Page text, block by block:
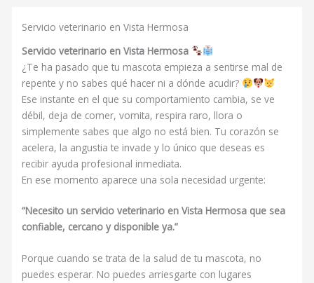
Servicio veterinario en Vista Hermosa
Servicio veterinario en Vista Hermosa
¿Te ha pasado que tu mascota empieza a sentirse mal de
repente y no sabes qué hacer ni a dónde acudir?
Ese instante en el que su comportamiento cambia, se ve
débil, deja de comer, vomita, respira raro, llora o
simplemente sabes que algo no está bien. Tu corazón se
acelera, la angustia te invade y lo único que deseas es
recibir ayuda profesional inmediata.
En ese momento aparece una sola necesidad urgente:
“Necesito un servicio veterinario en Vista Hermosa que sea
confiable, cercano y disponible ya.”
Porque cuando se trata de la salud de tu mascota, no
puedes esperar. No puedes arriesgarte con lugares